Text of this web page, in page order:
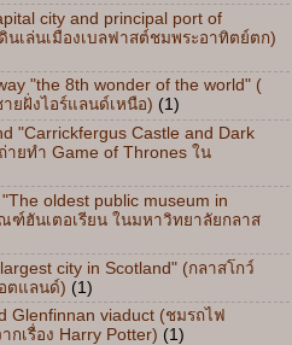
city and principal port of
นเล่นเมืองเบลฟาสต์ชมพระอาทิตย์ตก)
"the 8th wonder of the world" (
ยฝั่งไอร์แลนด์เหนือ) (1)
"Carrickfergus Castle and Dark
ายทำ Game of Thrones ใน
oldest public museum in
ฑ์ฮันเตอเรียน ในมหาวิทยาลัยกลาส
city in Scotland" (กลาสโกว์
ตแลนด์) (1)
Glenfinnan viaduct (ชมรถไฟ
กเรื่อง Harry Potter) (1)